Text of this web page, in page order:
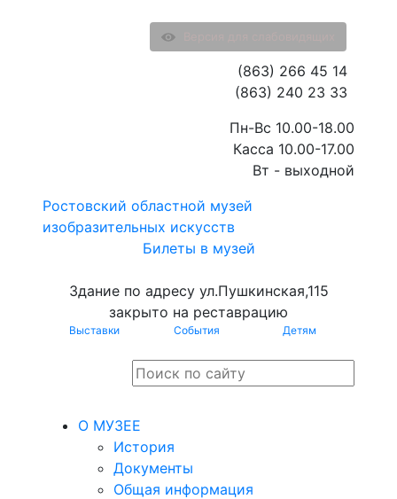
Ростовский областной музей
изобразительных искусств
Билеты в музей
Здание по адресу ул.Пушкинская,115
закрыто на реставрацию
Выставки События Детям
(863) 266 45 14
(863) 240 23 33
Пн-Вс 10.00-18.00
Касса 10.00-17.00
Вт - выходной
О МУЗЕЕ
История
Документы
Общая информация